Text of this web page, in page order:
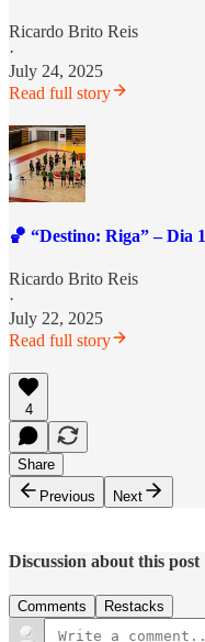
Ricardo Brito Reis
·
July 24, 2025
Read full story
🏀 “Destino: Riga” – Dia 1
Ricardo Brito Reis
·
July 22, 2025
Read full story
4
Share
Previous
Next
Discussion about this post
Comments Restacks